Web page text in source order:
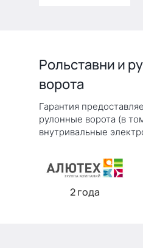
Рольставни и
ворота
Гарантия
рулонные ворота (в
внутривальные
2 года